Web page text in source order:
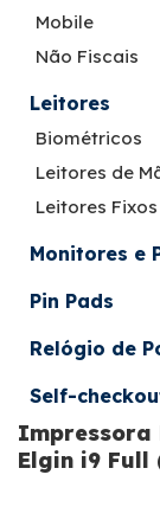
Mobile
Não Fiscais
Leitores
Biométricos
Leitores de
Leitores Fixos
Monitores e
Pin Pads
Relógio de
Self-
Impressora
Elgin i9 Full